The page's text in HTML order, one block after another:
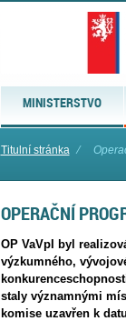
MINISTERSTVO
Titulní stránka ⁄
OPERAČNÍ
OP VaVpI byl
výzkumného,
staly významnými
komise uzavřen k